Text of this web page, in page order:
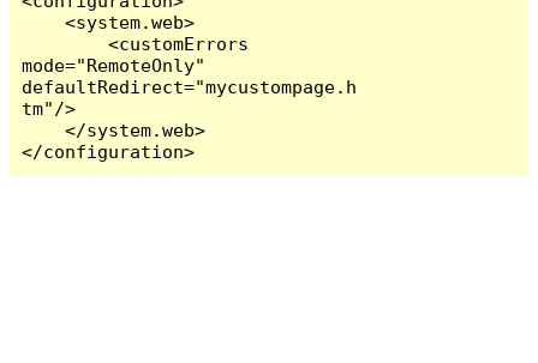
    <system.web>
        <customErrors
mode="RemoteOnly"
defaultRedirect="mycustompage.h
tm"/>
    </system.web>
</configuration>